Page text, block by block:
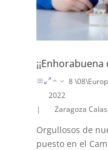
8
2022
|
Zaragoza
Orgullosos de
puesto en el